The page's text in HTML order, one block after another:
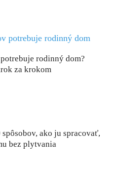
rodinný dom?
za krokom
ako ju spracovať,
bez plytvania